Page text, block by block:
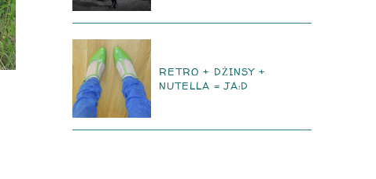
RETRO + DŻINSY +
NUTELLA = JA:D